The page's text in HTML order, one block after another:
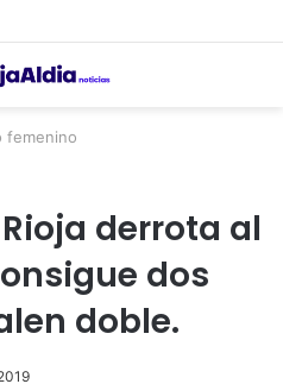
femenino
derrota al
dos
doble.